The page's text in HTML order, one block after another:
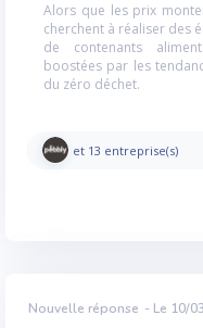
Alors que les prix
cherchent à réaliser des
de contenants
boostées par les
du zéro déchet.
et 13 entreprise(s)
Nouvelle réponse - Le 10/